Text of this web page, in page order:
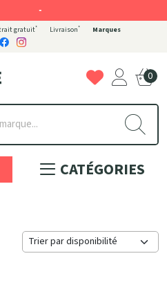
-
gratuit* Livraison* Marques
ligne à votre service
0
CATÉGORIES